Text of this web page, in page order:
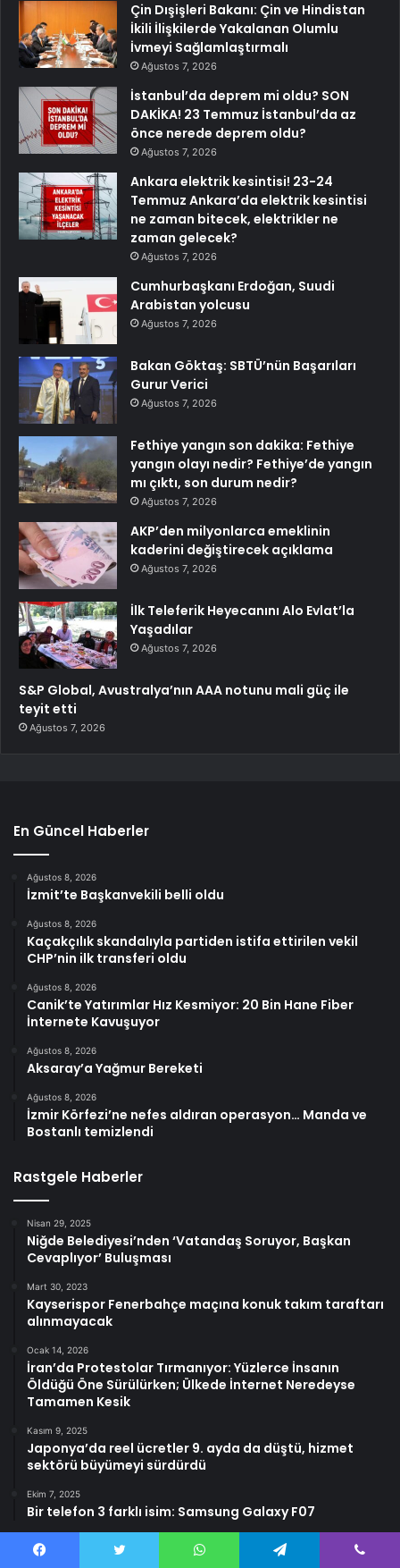
Çin Dışişleri Bakanı: Çin ve Hindistan
İkili İlişkilerde Yakalanan Olumlu
İvmeyi Sağlamlaştırmalı
Ağustos 7, 2026
İstanbul’da deprem mi oldu? SON
DAKİKA! 23 Temmuz İstanbul’da az
önce nerede deprem oldu?
Ağustos 7, 2026
Ankara elektrik kesintisi! 23-24
Temmuz Ankara’da elektrik kesintisi
ne zaman bitecek, elektrikler ne
zaman gelecek?
Ağustos 7, 2026
Cumhurbaşkanı Erdoğan, Suudi
Arabistan yolcusu
Ağustos 7, 2026
Bakan Göktaş: SBTÜ’nün Başarıları
Gurur Verici
Ağustos 7, 2026
Fethiye yangın son dakika: Fethiye
yangın olayı nedir? Fethiye’de yangın
mı çıktı, son durum nedir?
Ağustos 7, 2026
AKP’den milyonlarca emeklinin
kaderini değiştirecek açıklama
Ağustos 7, 2026
İlk Teleferik Heyecanını Alo Evlat’la
Yaşadılar
Ağustos 7, 2026
S&P Global, Avustralya’nın AAA notunu mali güç ile
teyit etti
Ağustos 7, 2026
En Güncel Haberler
Ağustos 8, 2026
İzmit’te Başkanvekili belli oldu
Ağustos 8, 2026
Kaçakçılık skandalıyla partiden istifa ettirilen vekil
CHP’nin ilk transferi oldu
Ağustos 8, 2026
Canik’te Yatırımlar Hız Kesmiyor: 20 Bin Hane Fiber
İnternete Kavuşuyor
Ağustos 8, 2026
Aksaray’a Yağmur Bereketi
Ağustos 8, 2026
İzmir Körfezi’ne nefes aldıran operasyon… Manda ve
Bostanlı temizlendi
Rastgele Haberler
Nisan 29, 2025
Niğde Belediyesi’nden ‘Vatandaş Soruyor, Başkan
Cevaplıyor’ Buluşması
Mart 30, 2023
Kayserispor Fenerbahçe maçına konuk takım taraftarı
alınmayacak
Ocak 14, 2026
İran’da Protestolar Tırmanıyor: Yüzlerce İnsanın
Öldüğü Öne Sürülürken; Ülkede İnternet Neredeyse
Tamamen Kesik
Kasım 9, 2025
Japonya’da reel ücretler 9. ayda da düştü, hizmet
sektörü büyümeyi sürdürdü
Ekim 7, 2025
Bir telefon 3 farklı isim: Samsung Galaxy F07